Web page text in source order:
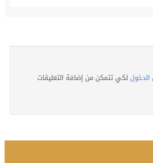
لكي تتمكن من إضافة التعليقات